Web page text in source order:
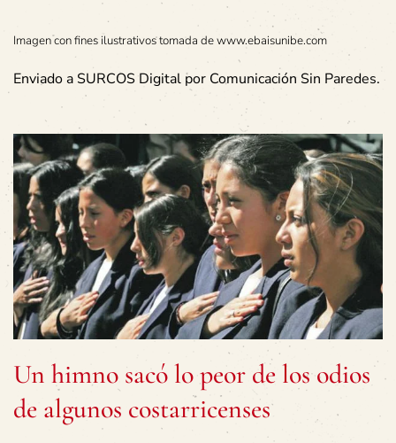
Imagen con fines ilustrativos tomada de www.ebaisunibe.com
Enviado a SURCOS Digital por Comunicación Sin Paredes.
Un himno sacó lo peor de los odios
de algunos costarricenses